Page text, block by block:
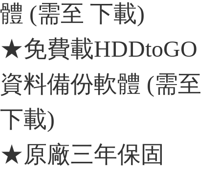
體 (需至 下載)
★免費載HDDtoGO
資料備份軟體 (需至
下載)
★原廠三年保固